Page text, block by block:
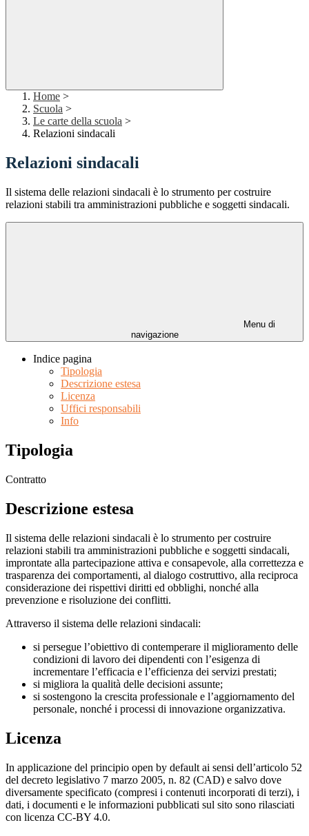
Home >
Scuola >
Le carte della scuola >
Relazioni sindacali
Relazioni sindacali
Il sistema delle relazioni sindacali è lo strumento per costruire
relazioni stabili tra amministrazioni pubbliche e soggetti sindacali.
Menu di
navigazione
Indice pagina
Tipologia
Descrizione estesa
Licenza
Uffici responsabili
Info
Tipologia
Contratto
Descrizione estesa
Il sistema delle relazioni sindacali è lo strumento per costruire
relazioni stabili tra amministrazioni pubbliche e soggetti sindacali,
improntate alla partecipazione attiva e consapevole, alla correttezza e
trasparenza dei comportamenti, al dialogo costruttivo, alla reciproca
considerazione dei rispettivi diritti ed obblighi, nonché alla
prevenzione e risoluzione dei conflitti.
Attraverso il sistema delle relazioni sindacali:
si persegue l’obiettivo di contemperare il miglioramento delle
condizioni di lavoro dei dipendenti con l’esigenza di
incrementare l’efficacia e l’efficienza dei servizi prestati;
si migliora la qualità delle decisioni assunte;
si sostengono la crescita professionale e l’aggiornamento del
personale, nonché i processi di innovazione organizzativa.
Licenza
In applicazione del principio open by default ai sensi dell’articolo 52
del decreto legislativo 7 marzo 2005, n. 82 (CAD) e salvo dove
diversamente specificato (compresi i contenuti incorporati di terzi), i
dati, i documenti e le informazioni pubblicati sul sito sono rilasciati
con licenza CC-BY 4.0.